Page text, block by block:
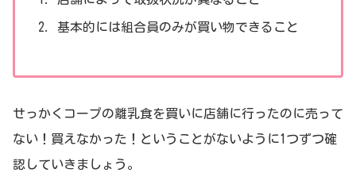
基本的には組合員のみが買い物できること
せっかくコープの離乳食を買いに店舗に行ったのに売って
ない！買えなかった！ということがないように1つずつ確
認していきましょう。